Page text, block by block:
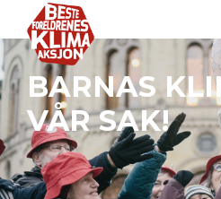
BARNAS
VÅR SAK!